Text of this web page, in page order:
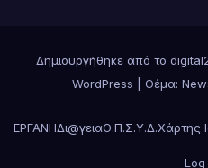
Δημιουργήθηκε από το
WordPress
Θέμα:
ΕΡΓΑΝΗΔι@γειαΟ.Π.Σ.Υ.Δ.Χάρτης
Log